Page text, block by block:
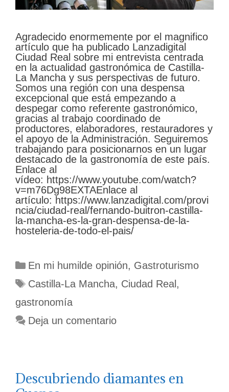
Agradecido enormemente por el magnifico
artículo que ha publicado Lanzadigital
Ciudad Real sobre mi entrevista centrada
en la actualidad gastronómica de Castilla-
La Mancha y sus perspectivas de futuro.
Somos una región con una despensa
excepcional que está empezando a
despegar como referente gastronómico,
gracias al trabajo coordinado de
productores, elaboradores, restauradores y
el apoyo de la Administración. Seguiremos
trabajando para posicionarnos en un lugar
destacado de la gastronomía de este país.
Enlace al
vídeo: https://www.youtube.com/watch?
v=m76Dg98EXTAEnlace al
artículo: https://www.lanzadigital.com/provi
ncia/ciudad-real/fernando-buitron-castilla-
la-mancha-es-la-gran-despensa-de-la-
hosteleria-de-todo-el-pais/
Categorías
En mi humilde opinión, Gastroturismo
Etiquetas
Castilla-La Mancha, Ciudad Real ,
gastronomía
Deja un comentario
Descubriendo diamantes en